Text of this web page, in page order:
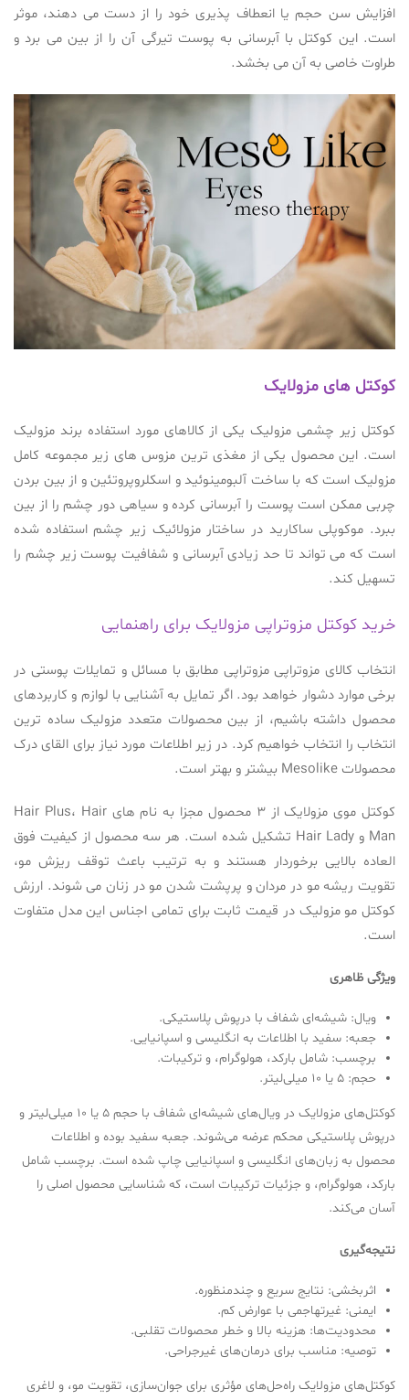
افزایش سن حجم یا انعطاف پذیری خود را از دست می دهند، موثر
است. این کوکتل با آبرسانی به پوست تیرگی آن را از بین می برد و
طراوت خاصی به آن می بخشد.
کوکتل های مزولایک
کوکتل زیر چشمی مزولیک یکی از کالاهای مورد استفاده برند مزولیک
است. این محصول یکی از مغذی ترین مزوس های زیر مجموعه کامل
مزولیک است که با ساخت آلبومینوئید و اسکلروپروتئین و از بین بردن
چربی ممکن است پوست را آبرسانی کرده و سیاهی دور چشم را از بین
ببرد. موکوپلی ساکارید در ساختار مزولائیک زیر چشم استفاده شده
است که می تواند تا حد زیادی آبرسانی و شفافیت پوست زیر چشم را
تسهیل کند.
خرید کوکتل مزوتراپی مزولایک برای راهنمایی
انتخاب کالای مزوتراپی مزوتراپی مطابق با مسائل و تمایلات پوستی در
برخی موارد دشوار خواهد بود. اگر تمایل به آشنایی با لوازم و کاربردهای
محصول داشته باشیم، از بین محصولات متعدد مزولیک ساده ترین
انتخاب را انتخاب خواهیم کرد. در زیر اطلاعات مورد نیاز برای القای درک
محصولات Mesolike بیشتر و بهتر است.
کوکتل موی مزولایک از 3 محصول مجزا به نام های Hair Plus، Hair
Man و Hair Lady تشکیل شده است. هر سه محصول از کیفیت فوق
العاده بالایی برخوردار هستند و به ترتیب باعث توقف ریزش مو،
تقویت ریشه مو در مردان و پرپشت شدن مو در زنان می شوند. ارزش
کوکتل مو مزولیک در قیمت ثابت برای تمامی اجناس این مدل متفاوت
است.
ویژگی ظاهری
ویال: شیشه‌ای شفاف با درپوش پلاستیکی.
جعبه: سفید با اطلاعات به انگلیسی و اسپانیایی.
برچسب: شامل بارکد، هولوگرام، و ترکیبات.
حجم: 5 یا 10 میلی‌لیتر.
کوکتل‌های مزولایک در ویال‌های شیشه‌ای شفاف با حجم 5 یا 10 میلی‌لیتر و
درپوش پلاستیکی محکم عرضه می‌شوند. جعبه سفید بوده و اطلاعات
محصول به زبان‌های انگلیسی و اسپانیایی چاپ شده است. برچسب شامل
بارکد، هولوگرام، و جزئیات ترکیبات است، که شناسایی محصول اصلی را
آسان می‌کند.
نتیجه‌گیری
اثربخشی: نتایج سریع و چندمنظوره.
ایمنی: غیرتهاجمی با عوارض کم.
محدودیت‌ها: هزینه بالا و خطر محصولات تقلبی.
توصیه: مناسب برای درمان‌های غیرجراحی.
کوکتل‌های مزولایک راه‌حل‌های مؤثری برای جوان‌سازی، تقویت مو، و لاغری